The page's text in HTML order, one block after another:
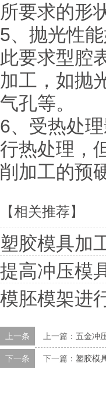
所要求的形
5、抛光性
此要求型腔
加工，如抛
气孔等。
6、受热处
行热处理，
削加工的预
【相关推荐】
塑胶模具加
提高冲压模
模胚模架进
上一条 上一篇： 五金冲
下一条 下一篇： 塑胶模